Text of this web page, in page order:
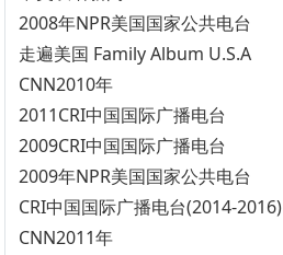
2008年NPR美国国家公共电台
走遍美国 Family Album U.S.A
CNN2010年
2011CRI中国国际广播电台
2009CRI中国国际广播电台
2009年NPR美国国家公共电台
CRI中国国际广播电台(2014-2016)
CNN2011年